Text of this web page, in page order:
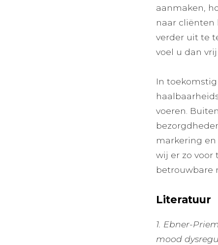
aanmaken,
naar cliënten
verder uit te
voel u dan
In
voeren.
markering
wij er zo voor
betrouwbare
Literatuur
1. Ebner-
mood